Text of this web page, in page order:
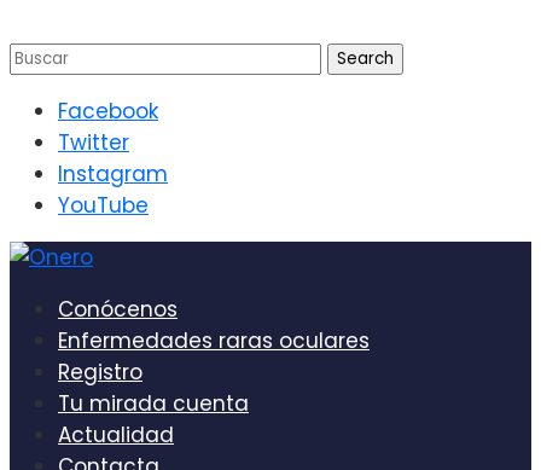
Facebook
Twitter
Instagram
YouTube
Conócenos
Enfermedades raras oculares
Registro
Tu mirada cuenta
Actualidad